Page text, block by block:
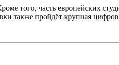
того, часть европейских
также пройдёт крупная